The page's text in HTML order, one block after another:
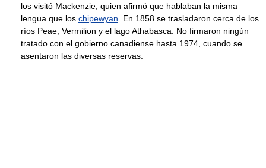
los visitó Mackenzie, quien afirmó que hablaban la misma
lengua que los chipewyan . En 1858 se trasladaron cerca de los
ríos Peae, Vermilion y el lago Athabasca. No firmaron ningún
tratado con el gobierno canadiense hasta 1974, cuando se
asentaron las diversas reservas.